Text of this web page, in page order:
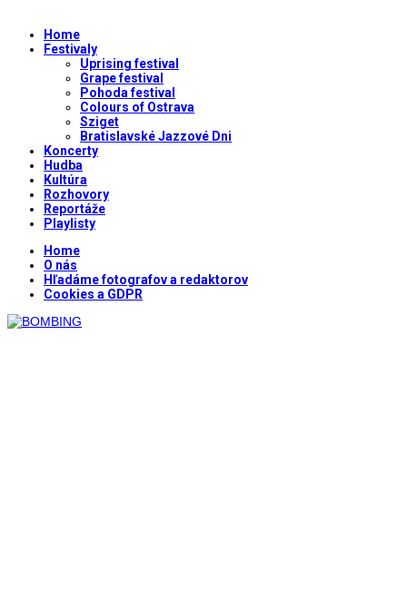
Home
Festivaly
Uprising festival
Grape festival
Pohoda festival
Colours of Ostrava
Sziget
Bratislavské Jazzové Dni
Koncerty
Hudba
Kultúra
Rozhovory
Reportáže
Playlisty
Home
O nás
Hľadáme fotografov a redaktorov
Cookies a GDPR